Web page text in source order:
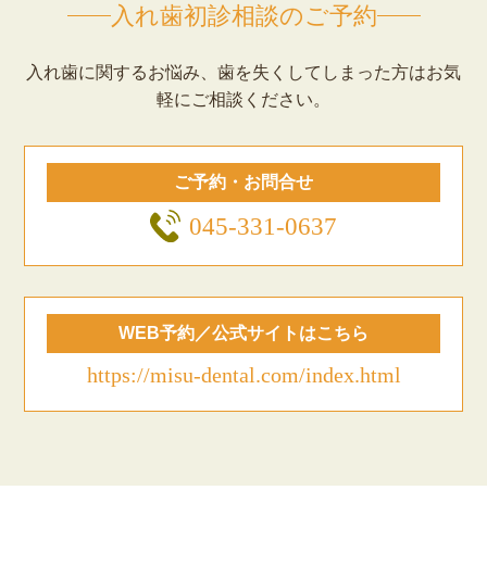
入れ歯初診相談のご予約
入れ歯に関するお悩み、歯を失くしてしまった方はお気
軽にご相談ください。
ご予約・お問合せ
045-331-0637
WEB予約／公式サイトはこちら
https://misu-dental.com/index.html